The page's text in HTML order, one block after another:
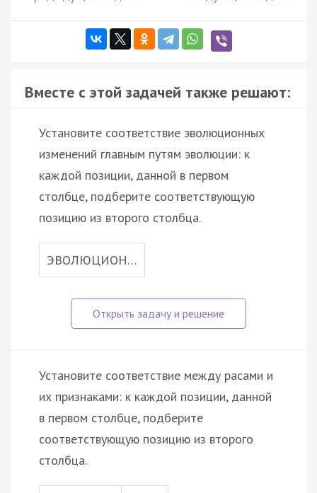
Вместе с этой задачей также решают:
Установите соответствие эволюционных
изменений главным путям эволюции: к
каждой позиции, данной в первом
столбце, подберите соответствующую
позицию из второго столбца.
ЭВОЛЮЦИОН…
Установите соответствие между расами и
их признаками: к каждой позиции, данной
в первом столбце, подберите
соответствующую позицию из второго
столбца.